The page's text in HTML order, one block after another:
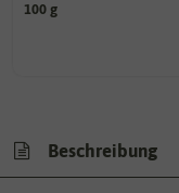
100 g
Beschreibung